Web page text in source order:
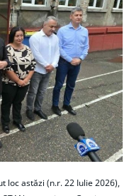
loc astăzi (n.r. 22 Iulie 2026),